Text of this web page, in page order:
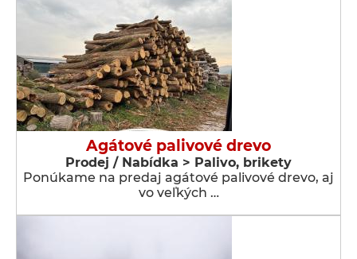
Agátové palivové drevo
Prodej / Nabídka > Palivo, brikety
Ponúkame na predaj agátové palivové drevo, aj
vo veľkých …